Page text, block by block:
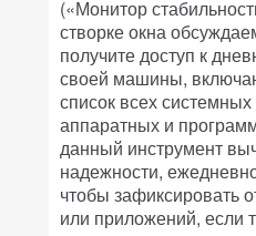
(«Монитор
створке окна
получите доступ к
своей машины,
список всех
аппаратных и
данный инструмент
надежности,
чтобы зафиксировать
или приложений, если